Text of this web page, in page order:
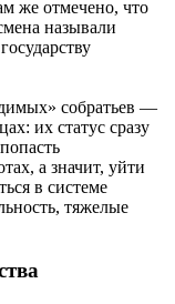
же отмечено, что
называли
собратьев —
их статус сразу
а значит, уйти
в системе
тяжелые